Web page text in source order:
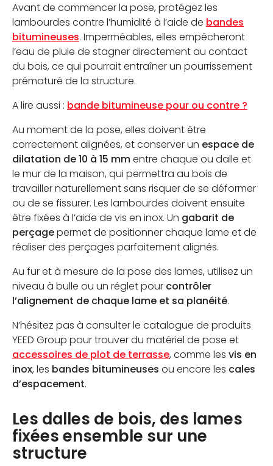
Avant de commencer la pose, protégez les
lambourdes contre l’humidité à l’aide de bandes
bitumineuses. Imperméables, elles empêcheront
l’eau de pluie de stagner directement au contact
du bois, ce qui pourrait entraîner un pourrissement
prématuré de la structure.
A lire aussi : bande bitumineuse pour ou contre ?
Au moment de la pose, elles doivent être
correctement alignées, et conserver un espace de
dilatation de 10 à 15 mmentre chaque ou dalle et
le mur de la maison, qui permettra au bois de
travailler naturellement sans risquer de se déformer
ou de se fissurer. Les lambourdes doivent ensuite
être fixées à l’aide de vis en inox. Un gabarit de
perçagepermet de positionner chaque lame et de
réaliser des perçages parfaitement alignés.
Au fur et à mesure de la pose des lames, utilisez un
niveau à bulle ou un réglet pour contrôler
l’alignement de chaque lame et sa planéité.
N’hésitez pas à consulter le catalogue de produits
YEED Group pour trouver du matériel de pose et
accessoires de plot de terrasse, comme les vis en
inox, les bandes bitumineuses ou encore les cales
d’espacement.
Les dalles de bois, des lames
fixées ensemble sur une
structure